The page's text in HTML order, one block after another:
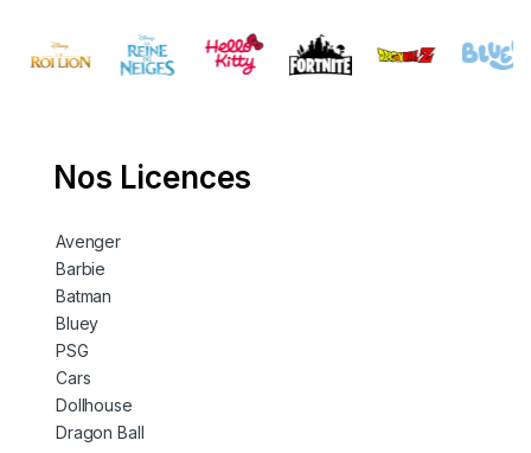
Nos Licences
Avenger
Barbie
Batman
Bluey
PSG
Cars
Dollhouse
Dragon Ball